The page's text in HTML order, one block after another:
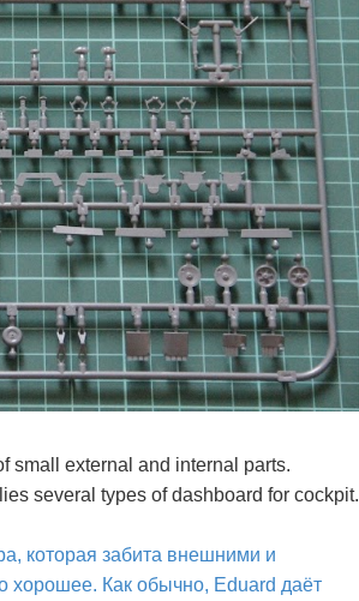
small external and internal parts.
several types of dashboard for cockpit.
которая забита внешними и
хорошее. Как обычно, Eduard даёт